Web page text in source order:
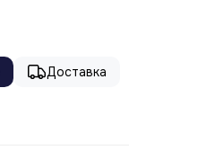
Доставка